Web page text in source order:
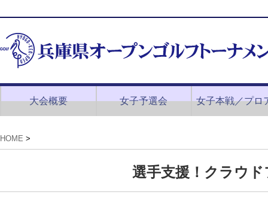
大会概要 女子予選会 女子本戦／プロ
HOME >
選手支援！クラウ